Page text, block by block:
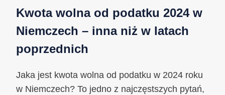
Kwota wolna od podatku 2024 w
Niemczech – inna niż w latach
poprzednich
Jaka jest kwota wolna od podatku w 2024 roku
w Niemczech? To jedno z najczęstszych pytań,